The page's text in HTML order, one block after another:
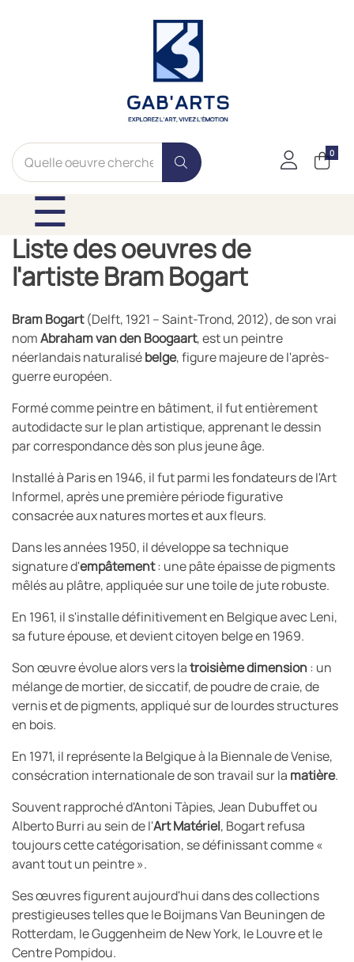
0
Basculer la
☰
Liste des oeuvres de
l'artiste Bram Bogart
Bram Bogart(Delft, 1921 – Saint-Trond, 2012), de son vrai
nomAbraham van den Boogaart, est un peintre
néerlandais naturalisébelge, figure majeure de l'après-
guerre européen.
Formé comme peintre en bâtiment, il fut entièrement
autodidacte sur le plan artistique, apprenant le dessin
par correspondance dès son plus jeune âge.
Installé à Paris en 1946, il fut parmi les fondateurs de l'Art
Informel, après une première période figurative
consacrée aux natures mortes et aux fleurs.
Dans les années 1950, il développe sa technique
signature d'empâtement: une pâte épaisse de pigments
mêlés au plâtre, appliquée sur une toile de jute robuste.
En 1961, il s'installe définitivement en Belgique avec Leni,
sa future épouse, et devient citoyen belge en 1969.
Son œuvre évolue alors vers latroisième dimension: un
mélange de mortier, de siccatif, de poudre de craie, de
vernis et de pigments, appliqué sur de lourdes structures
en bois.
En 1971, il représente la Belgique à la Biennale de Venise,
consécration internationale de son travail sur la matière.
Souvent rapproché d'Antoni Tàpies, Jean Dubuffet ou
Alberto Burri au sein de l'Art Matériel, Bogart refusa
toujours cette catégorisation, se définissant comme «
avant tout un peintre ».
Ses œuvres figurent aujourd'hui dans des collections
prestigieuses telles que le Boijmans Van Beuningen de
Rotterdam, le Guggenheim de New York, le Louvre et le
Centre Pompidou.